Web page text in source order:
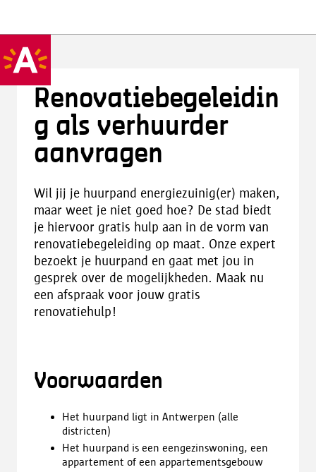
Renovatiebegeleidin
g als verhuurder
aanvragen
Wil jij je huurpand energiezuinig(er) maken,
maar weet je niet goed hoe? De stad biedt
je hiervoor gratis hulp aan in de vorm van
renovatiebegeleiding op maat. Onze expert
bezoekt je huurpand en gaat met jou in
gesprek over de mogelijkheden. Maak nu
een afspraak voor jouw gratis
renovatiehulp!
Voorwaarden
Het huurpand ligt in Antwerpen (alle
districten)
Het huurpand is een eengezinswoning, een
appartement of een appartementsgebouw